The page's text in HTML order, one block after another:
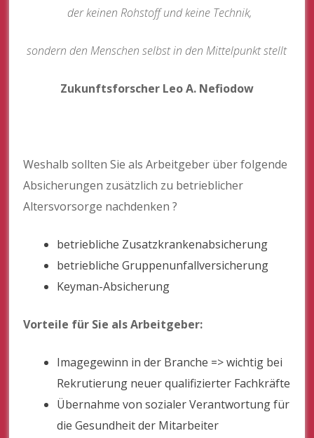
der keinen Rohstoff und keine Technik,
sondern den Menschen selbst in den Mittelpunkt stellt
Zukunftsforscher Leo A. Nefiodow
Weshalb sollten Sie als Arbeitgeber über folgende
Absicherungen zusätzlich zu betrieblicher
Altersvorsorge nachdenken ?
betriebliche Zusatzkrankenabsicherung
betriebliche Gruppenunfallversicherung
Keyman-Absicherung
Vorteile für Sie als Arbeitgeber:
Imagegewinn in der Branche => wichtig bei
Rekrutierung neuer qualifizierter Fachkräfte
Übernahme von sozialer Verantwortung für
die Gesundheit der Mitarbeiter